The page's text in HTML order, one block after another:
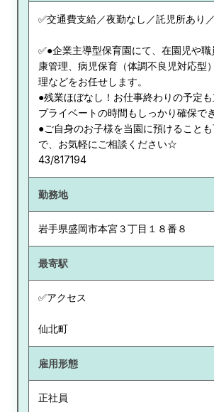
✅交通費支給／夜勤なし／託児所あり
✅●企業主導型保育園にて、在園児や
康管理、病児保育（体調不良児対応型
理などをお任せします。
●残業ほぼなし！お仕事終わりの予定も
プライベートの時間もしっかり確保で
●ご自身のお子様を当園に預けること
で、お気軽にご相談ください☆
43/817194
勤務地
岩手県盛岡市本宮３丁目１８番８
最寄駅
✅アクセス
仙北町
雇用形態
正社員